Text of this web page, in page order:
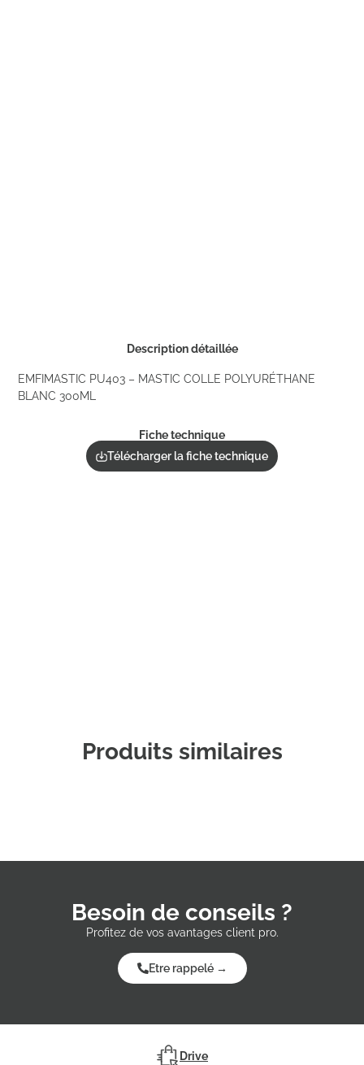
Description détaillée
EMFIMASTIC PU403 – MASTIC COLLE POLYURÉTHANE
BLANC 300ML
Fiche technique
Télécharger la fiche technique
Produits similaires
Besoin de conseils ?
Profitez de vos avantages client pro.
Etre rappelé →
Drive